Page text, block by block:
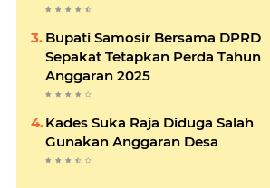
Bupati Samosir Bersama DPRD
Sepakat Tetapkan Perda Tahun
Anggaran 2025
Kades Suka Raja Diduga Salah
Gunakan Anggaran Desa